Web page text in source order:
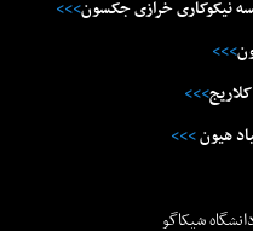
>>>
>>>
>>>
>>>
شيکاگو